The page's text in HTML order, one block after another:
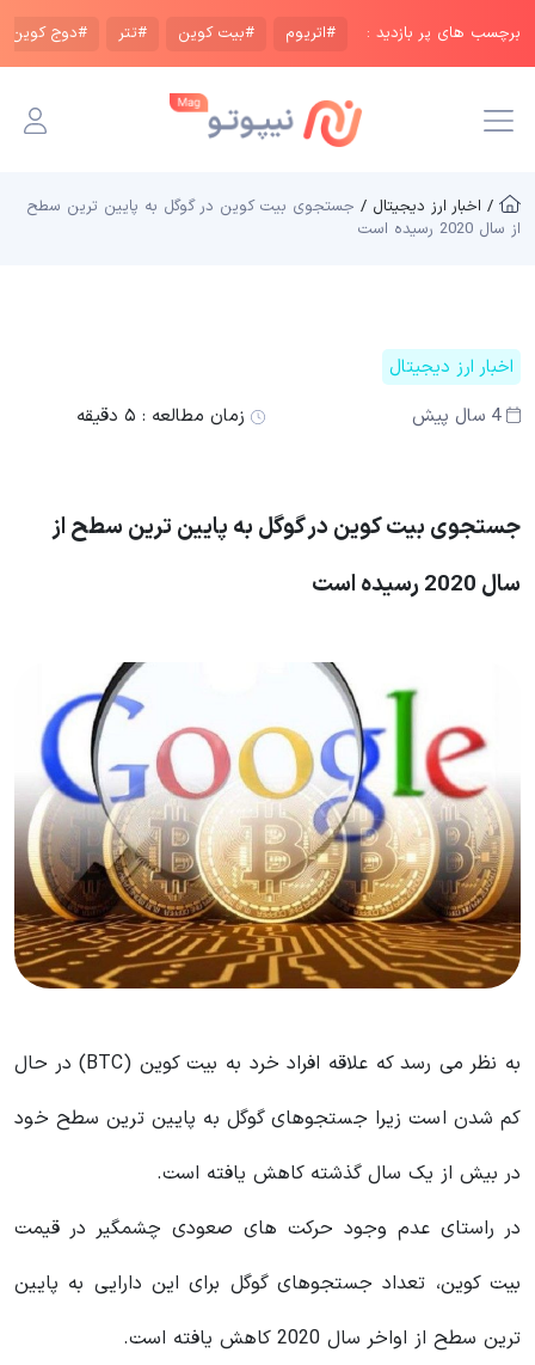
برچسب های پر بازدید : #اتریوم #بیت کوین #تتر #دوج کوین
/ اخبار ارز دیجیتال / جستجوی بیت کوین در گوگل به پایین ترین سطح
از سال 2020 رسیده است
اخبار ارز دیجیتال
4 سال پیش
زمان مطالعه : ۵ دقیقه
جستجوی بیت کوین در گوگل به پایین ترین سطح از
سال 2020 رسیده است
به نظر می رسد که علاقه افراد خرد به بیت کوین (BTC) در حال
کم شدن است زیرا جستجوهای گوگل به پایین ترین سطح خود
در بیش از یک سال گذشته کاهش یافته است.
در راستای عدم وجود حرکت های صعودی چشمگیر در قیمت
بیت کوین، تعداد جستجوهای گوگل برای این دارایی به پایین
ترین سطح از اواخر سال 2020 کاهش یافته است.